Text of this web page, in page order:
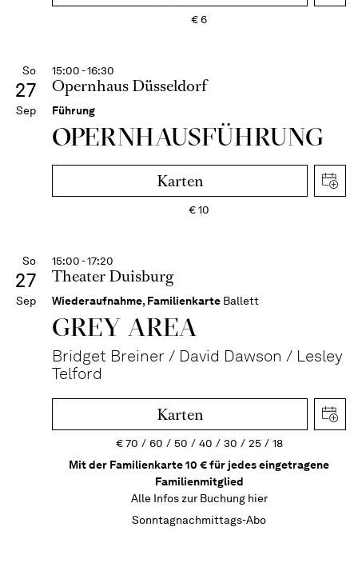
€6
So
27
Sep
15:00 - 16:30
Opernhaus Düsseldorf
Führung
OPERN­HAUS­FÜH­RUNG
Karten
€10
So
27
Sep
15:00 - 17:20
Theater Duisburg
Wiederaufnahme, Familienkarte Ballett
GREY AREA
Bridget Breiner / David Dawson / Lesley
Telford
Karten
€70 60 50 40 30 25
18
Mit der Familienkarte 10 € für jedes eingetragene
Familienmitglied
Alle Infos zur Buchung hier
Sonntagnachmittags-Abo